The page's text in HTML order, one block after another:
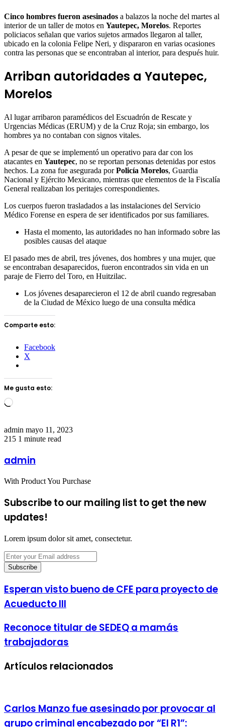
Cinco hombres fueron asesinados a balazos la noche del martes al
interior de un taller de motos en Yautepec, Morelos. Reportes
policiacos señalan que varios sujetos armados llegaron al taller,
ubicado en la colonia Felipe Neri, y dispararon en varias ocasiones
contra las personas que se encontraban al interior, para después huir.
Arriban autoridades a Yautepec,
Morelos
Al lugar arribaron paramédicos del Escuadrón de Rescate y
Urgencias Médicas (ERUM) y de la Cruz Roja; sin embargo, los
hombres ya no contaban con signos vitales.
A pesar de que se implementó un operativo para dar con los
atacantes en Yautepec, no se reportan personas detenidas por estos
hechos. La zona fue asegurada porPolicía Morelos, Guardia
Nacional y Ejército Mexicano, mientras que elementos de la Fiscalía
General realizaban los peritajes correspondientes.
Los cuerpos fueron trasladados a las instalaciones del Servicio
Médico Forense en espera de ser identificados por sus familiares.
Hasta el momento, las autoridades no han informado sobre las
posibles causas del ataque
El pasado mes de abril, tres jóvenes, dos hombres y una mujer, que
se encontraban desaparecidos, fueron encontrados sin vida en un
paraje de Fierro del Toro, en Huitzilac.
Los jóvenes desaparecieron el 12 de abril cuando regresaban
de la Ciudad de México luego de una consulta médica
Comparte esto:
Facebook
X
Me gusta esto:
Loading…
admin Send
an
mayo 11, 2023
215 1 minute read
admin
With Product You Purchase
Subscribe to our mailing list to get the new
updates!
Lorem ipsum dolor sit amet, consectetur.
Enter
your
Email
Esperan visto bueno de CFE para proyecto de
Acueducto III
Reconoce titular de SEDEQ a mamás
trabajadoras
Artículos relacionados
Carlos Manzo fue asesinado por provocar al
grupo criminal encabezado por “El R1”: